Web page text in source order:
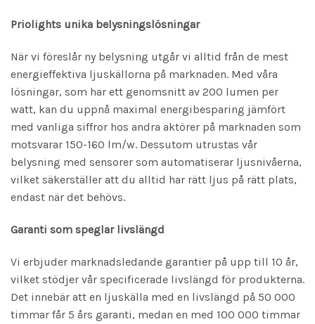
Priolights unika belysningslösningar
När vi föreslår ny belysning utgår vi alltid från de mest
energieffektiva ljuskällorna på marknaden. Med våra
lösningar, som har ett genomsnitt av 200 lumen per
watt, kan du uppnå maximal energibesparing jämfört
med vanliga siffror hos andra aktörer på marknaden som
motsvarar 150-160 lm/w. Dessutom utrustas vår
belysning med sensorer som automatiserar ljusnivåerna,
vilket säkerställer att du alltid har rätt ljus på rätt plats,
endast när det behövs.
Garanti som speglar livslängd
Vi erbjuder marknadsledande garantier på upp till 10 år,
vilket stödjer vår specificerade livslängd för produkterna.
Det innebär att en ljuskälla med en livslängd på 50 000
timmar får 5 års garanti, medan en med 100 000 timmar